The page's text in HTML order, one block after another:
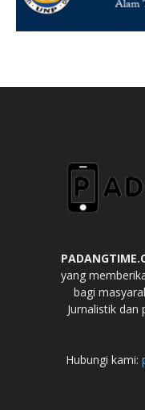
yang
bagi
Jurnalistik
Hubungi kami: